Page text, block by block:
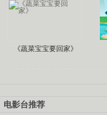
《蔬菜宝宝要回家》
电影台推荐